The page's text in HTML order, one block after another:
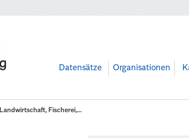
Datensätze Organisationen
Landwirtschaft, Fischerei,...